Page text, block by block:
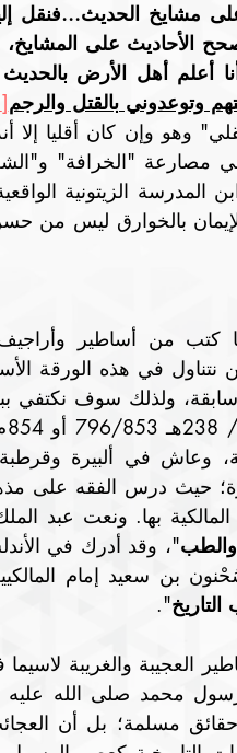
أعلم أهل الأرض
وتوعدوني بالقتل والرجم[1]
بها. ونعت عبد
والطب
التاريخ".